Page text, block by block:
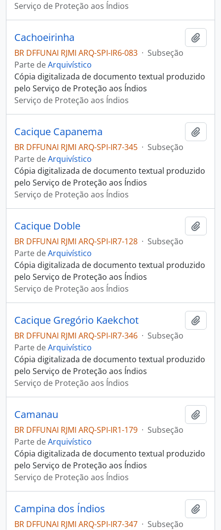
Serviço de Proteção aos Índios
Cachoeirinha
BR DFFUNAI RJMI ARQ-SPI-IR6-083 · Subseção
Parte deArquivístico
Cópia digitalizada de documento textual produzido
pelo Serviço de Proteção aos Índios
Serviço de Proteção aos Índios
Cacique Capanema
BR DFFUNAI RJMI ARQ-SPI-IR7-345 · Subseção
Parte deArquivístico
Cópia digitalizada de documento textual produzido
pelo Serviço de Proteção aos Índios
Serviço de Proteção aos Índios
Cacique Doble
BR DFFUNAI RJMI ARQ-SPI-IR7-128 · Subseção
Parte deArquivístico
Cópia digitalizada de documento textual produzido
pelo Serviço de Proteção aos Índios
Serviço de Proteção aos Índios
Cacique Gregório Kaekchot
BR DFFUNAI RJMI ARQ-SPI-IR7-346 · Subseção
Parte deArquivístico
Cópia digitalizada de documento textual produzido
pelo Serviço de Proteção aos Índios
Serviço de Proteção aos Índios
Camanau
BR DFFUNAI RJMI ARQ-SPI-IR1-179 · Subseção
Parte deArquivístico
Cópia digitalizada de documento textual produzido
pelo Serviço de Proteção aos Índios
Serviço de Proteção aos Índios
Campina dos Índios
BR DFFUNAI RJMI ARQ-SPI-IR7-347 · Subseção